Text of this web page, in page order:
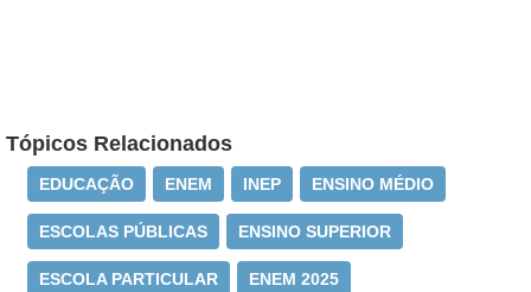
Tópicos Relacionados
EDUCAÇÃO ENEM INEP ENSINO MÉDIO
ESCOLAS PÚBLICAS ENSINO SUPERIOR
ESCOLA PARTICULAR ENEM 2025